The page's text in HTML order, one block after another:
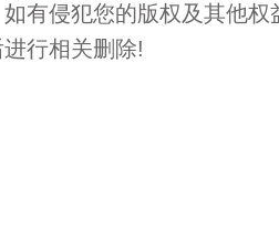
有侵犯您的版权及其他权
行相关删除!